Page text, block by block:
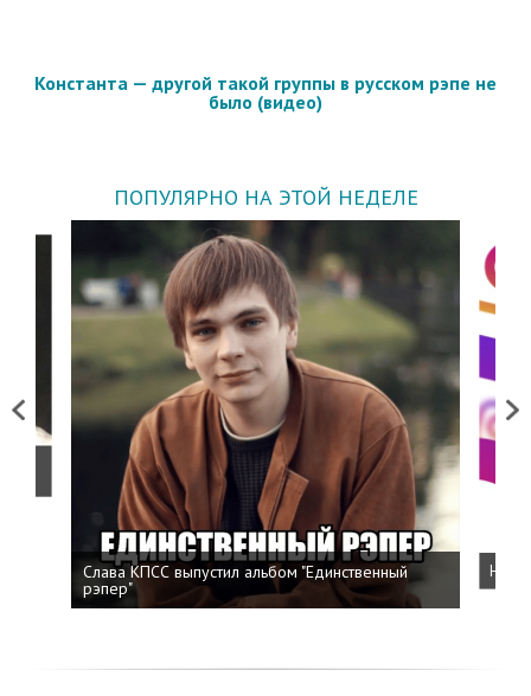
Константа — другой такой группы в русском рэпе не
было (видео)
ПОПУЛЯРНО НА ЭТОЙ НЕДЕЛЕ
Previous
Слава КПСС выпустил альбом "Единственный
рэпер"
Next